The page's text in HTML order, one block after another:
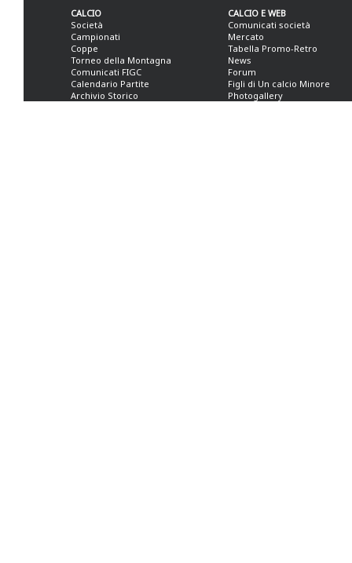
CALCIO
Società
Campionati
Coppe
Torneo della Montagna
Comunicati FIGC
Calendario Partite
Archivio Storico
CALCIO E WEB
Comunicati società
Mercato
Tabella Promo-Retro
News
Forum
Figli di Un calcio Minore
Photogallery